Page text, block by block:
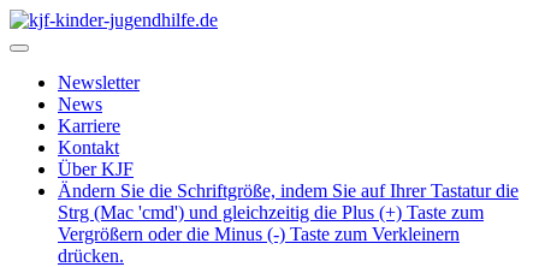
Newsletter
News
Karriere
Kontakt
Über KJF
Ändern Sie die Schriftgröße, indem Sie auf Ihrer Tastatur die
Strg (Mac 'cmd') und gleichzeitig die Plus (+) Taste zum
Vergrößern oder die Minus (-) Taste zum Verkleinern
drücken.